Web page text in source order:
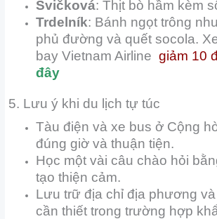
Svičková: Thịt bò hầm kèm
Trdelník: Bánh ngọt trông
phủ đường và quết socola.
bay Vietnam Airline giảm 10
đây
5. Lưu ý khi du lịch tự túc
Tàu điện và xe bus ở Cộng
đúng giờ và thuận tiện.
Học một vài câu chào hỏi
tạo thiện cảm.
Lưu trữ địa chỉ địa phương
cần thiết trong trường hợp